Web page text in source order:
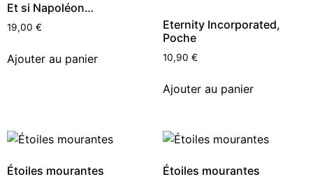
Et si Napoléon…
19,00 €
Ajouter au panier
Eternity Incorporated,
Poche
10,90 €
Ajouter au panier
Étoiles mourantes Étoiles mourantes